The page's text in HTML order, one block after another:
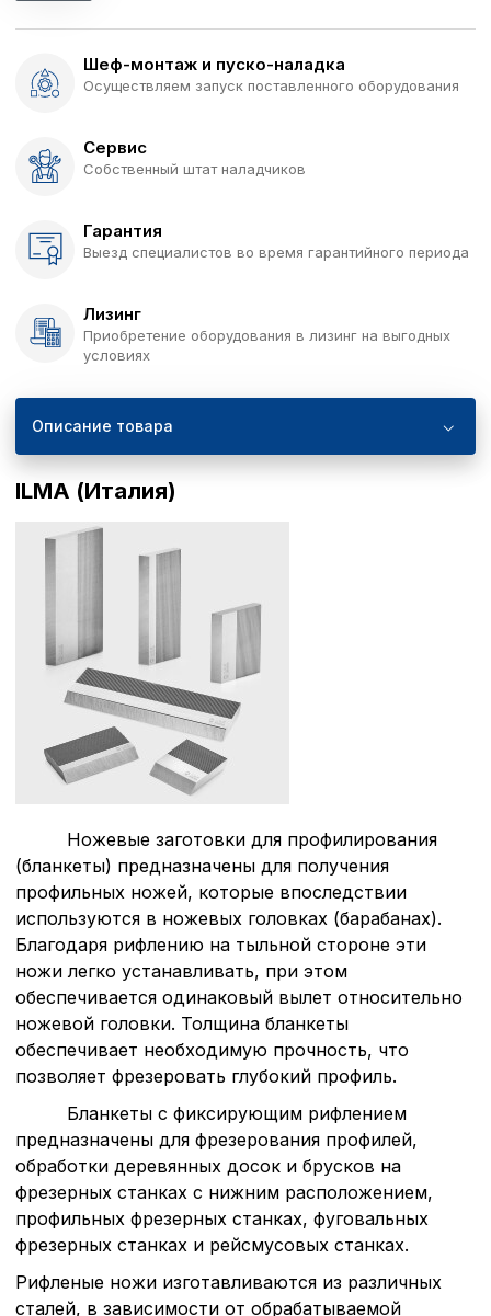
Шеф-монтаж и пуско-наладка
Осуществляем запуск поставленного оборудования
Сервис
Собственный штат наладчиков
Гарантия
Выезд специалистов во время гарантийного периода
Лизинг
Приобретение оборудования в лизинг на выгодных
условиях
Описание товара
ILMA (Италия)
Ножевые заготовки для профилирования
(бланкеты) предназначены для получения
профильных ножей, которые впоследствии
используются в ножевых головках (барабанах).
Благодаря рифлению на тыльной стороне эти
ножи легко устанавливать, при этом
обеспечивается одинаковый вылет относительно
ножевой головки. Толщина бланкеты
обеспечивает необходимую прочность, что
позволяет фрезеровать глубокий профиль.
Бланкеты с фиксирующим рифлением
предназначены для фрезерования профилей,
обработки деревянных досок и брусков на
фрезерных станках с нижним расположением,
профильных фрезерных станках, фуговальных
фрезерных станках и рейсмусовых станках.
Рифленые ножи изготавливаются из различных
сталей, в зависимости от обрабатываемой